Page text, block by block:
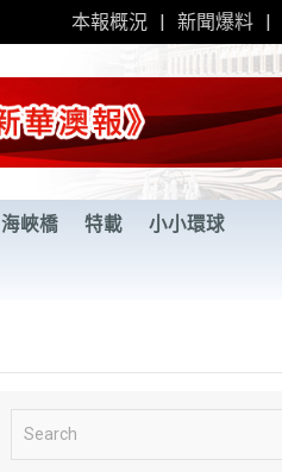
本報概況 新聞爆料
海峽橋 特載 小小環球
e